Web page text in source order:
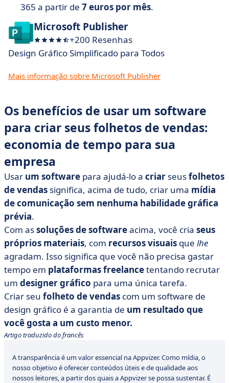
365 a partir de 7 euros por mês.
Microsoft Publisher
+200 Resenhas
Design Gráfico Simplificado para Todos
Mais informação sobre Microsoft Publisher
Os benefícios de usar um software
para criar seus folhetos de vendas:
economia de tempo para sua
empresa
Usar um software para ajudá-lo a criar seusfolhetos
de vendas significa, acima de tudo, criar uma mídia
de comunicação sem nenhuma habilidade gráfica
prévia.
Com assoluções de softwareacima, você cria seus
próprios materiais, com recursos visuais que lhe
agradam. Isso significa que você não precisa gastar
tempo em plataformasfreelancetentando recrutar
um designer gráfico para uma única tarefa.
Criar seu folheto de vendas com um software de
design gráfico é a garantia de um resultado que
você gosta a um custo menor.
Artigo traduzido do francês
A transparência é um valor essencial na Appvizer. Como mídia, o
nosso objetivo é oferecer conteúdos úteis e de qualidade aos
nossos leitores, a partir dos quais a Appvizer se possa sustentar. É